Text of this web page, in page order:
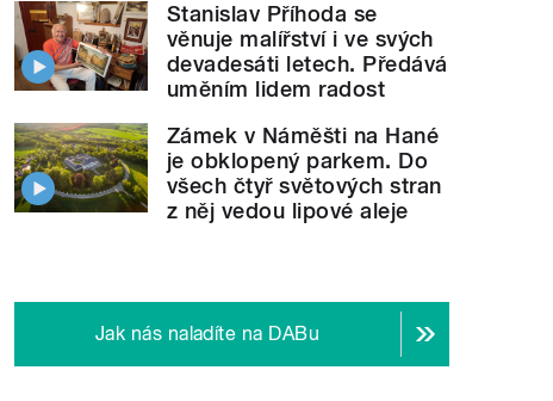
Stanislav Příhoda se
věnuje malířství i ve svých
devadesáti letech. Předává
uměním lidem radost
Zámek v Náměšti na Hané
je obklopený parkem. Do
všech čtyř světových stran
z něj vedou lipové aleje
Jak nás naladíte na DABu